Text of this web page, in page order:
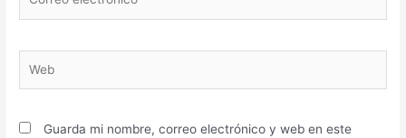
Guarda mi nombre, correo electrónico y web en este